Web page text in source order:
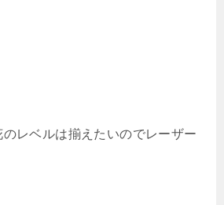
レベルは揃えたいのでレーザー